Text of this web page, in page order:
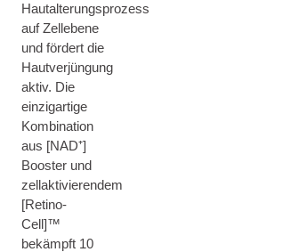
Hautalterungsprozess
auf Zellebene
und fördert die
Hautverjüngung
aktiv. Die
einzigartige
Kombination
aus [NAD⁺]
Booster und
zellaktivierendem
[Retino-
Cell]™
bekämpft 10